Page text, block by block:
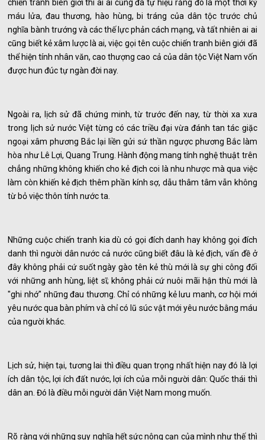
chiến tranh biên giới thì ai ai cũng đã tự hiệu rằng đó là một thời kỳ
máu lửa, đau thương, hào hùng, bi tráng của dân tộc trước chủ
nghĩa bành trướng và các thế lực phản cách mạng, và tất nhiên ai ai
cũng biết kẻ xâm lược là ai, việc gọi tên cuộc chiến tranh biên giới đã
thể hiện tính nhân văn, cao thượng cao cả của dân tộc Việt Nam vốn
được hun đúc tự ngàn đời nay.
Ngoài ra, lịch sử đã chứng minh, từ trước đến nay, từ thời xa xưa
trong lịch sử nước Việt từng có các triều đại vừa đánh tan tác giặc
ngoại xâm phương Bắc lại liền gửi sứ thần ngược phương Bắc làm
hòa như Lê Lợi, Quang Trung. Hành động mang tính nghệ thuật trên
chẳng những không khiến cho kẻ địch coi là nhu nhược mà qua việc
làm còn khiến kẻ địch thêm phần kính sợ, dẫu thâm tâm vẫn không
từ bỏ việc thôn tính nước ta.
Những cuộc chiến tranh kia dù có gọi đích danh hay không gọi đích
danh thì người dân nước cả nước cũng biết đâu là kẻ địch, vấn đề ở
đây không phải cứ suốt ngày gào tên kẻ thù mới là sự ghi công đối
với những anh hùng, liệt sĩ; không phải cứ nuôi mãi hận thù mới là
"ghi nhớ" những đau thương. Chỉ có những kẻ lưu manh, cơ hội mới
yêu nước qua bàn phím và chỉ có lũ súc vật mới yêu nước bằng máu
của người khác.
Lịch sử, hiện tại, tương lai thì điều quan trọng nhất hiện nay đó là lợi
ích dân tộc, lợi ích đất nước, lợi ích của mỗi người dân: Quốc thái thì
dân an. Đó là điều mỗi người dân Việt Nam mong muốn.
Rõ ràng với những suy nghĩa hết sức nông cạn của mình như thế thì